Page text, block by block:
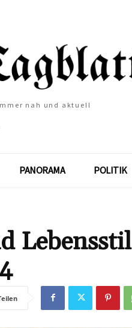
nah und aktuell
PANORAMA POLITIK
Lebensstil